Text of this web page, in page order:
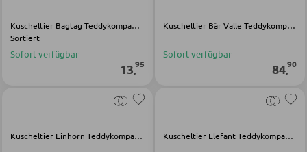
TV-MÖBEL
TV-Elemente
WOHNZIMMERTISCHE
LEUCHTENSERIEN
Kuscheltier Bagtag Teddykompaniet Mehrfarbig Polyester
Sortiert
Sofort verfügbar
13,95
Kuscheltier Bär Valle Teddykompaniet Grau Polyester
Sofort verfügbar
84,90
Kuscheltier Einhorn Teddykompaniet Weiß Polyester Holz Kuscheltier Elefant Teddykompaniet Grau Polyester Holz